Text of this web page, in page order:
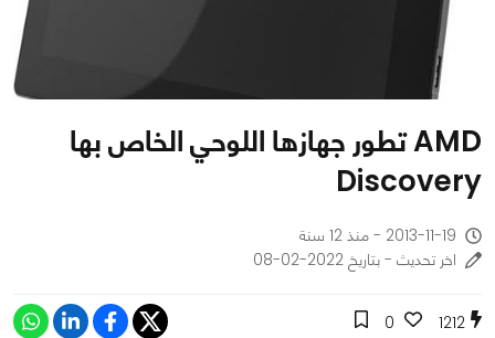
AMD تطور جهازها اللوحي الخاص بها
Discovery
2013-11-19 - منذ 12 سنة
اخر تحديث - بتاريخ 2022-02-08
1212
0